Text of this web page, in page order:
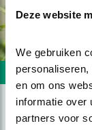
Deze website
We gebruiken
en om ons
informatie over
partners voor
Volgende foto